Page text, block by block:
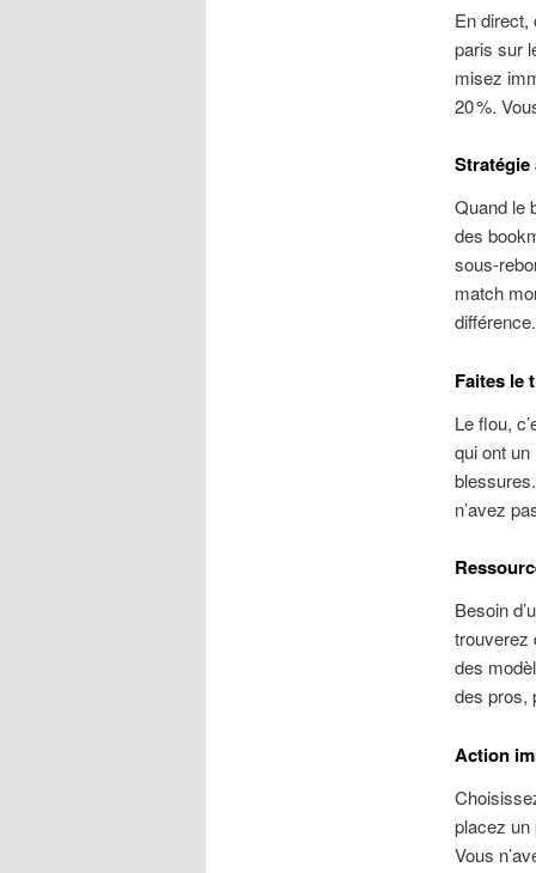
En direct,
paris sur
misez
20 %.
Stratégie
Quand le
des
match
différence.
Faites le
Le flou,
qui ont
n’avez
Besoin
trouverez
des
des pros,
Action
placez un
Vous